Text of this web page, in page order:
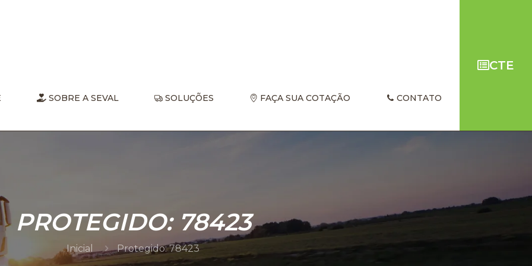
SOBRE A SEVAL SOLUÇÕES FAÇA SUA COTAÇÃO CONTATO
CTE
PROTEGIDO: 78423
Inicial Protegido: 78423